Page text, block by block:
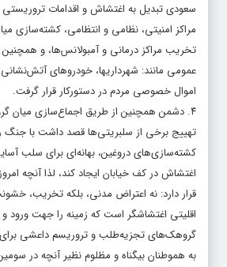
سعودی تبدیل به اغتشاش و اقدامات
مراکز امنیتی، نظامی و انتظامی، کشته‌سازی
تخریب مراکز درمانی و آمبولانس‌­ها، و
عمومی مانند: شهرداری­ها، خودروهای
اموال خصوصی مردم در دستورکار قرار گرفت.
۴. دشمن همچنین از طریق اجماع‌سازی میان
تهییج برخی از سلبریتی­‌ها قصد داشت با جنگ
کشته‌سازی‌های دروغین، بهانه‌ای برای سلب
اغتشاش در کف خیابان ایجاد کند، لذا آنچه
قرار دارد: نه اعتراض مدنی، بلکه تخریب،
اقلیتی اغتشاش­گر است که زمینه را جهت ورود و
گروهک‌های تجزیه‌طلب و تروریسم داعشی برای
به هموطنان بیگناه و مظلوم نظیر آنچه در